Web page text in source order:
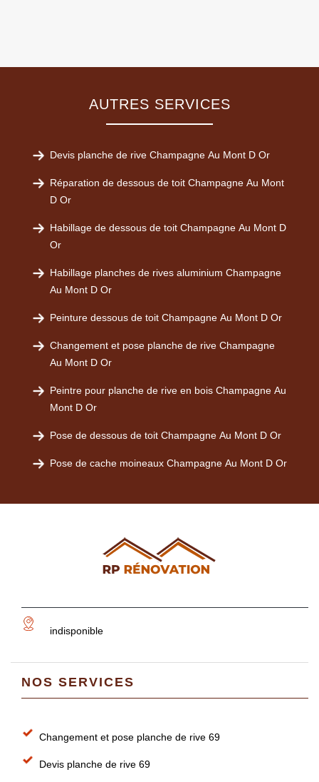
AUTRES SERVICES
Devis planche de rive Champagne Au Mont D Or
Réparation de dessous de toit Champagne Au Mont
D Or
Habillage de dessous de toit Champagne Au Mont D
Or
Habillage planches de rives aluminium Champagne
Au Mont D Or
Peinture dessous de toit Champagne Au Mont D Or
Changement et pose planche de rive Champagne
Au Mont D Or
Peintre pour planche de rive en bois Champagne Au
Mont D Or
Pose de dessous de toit Champagne Au Mont D Or
Pose de cache moineaux Champagne Au Mont D Or
indisponible
NOS SERVICES
Changement et pose planche de rive 69
Devis planche de rive 69